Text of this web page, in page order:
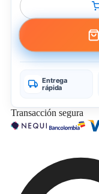
Entrega
rápida
Transacción segura